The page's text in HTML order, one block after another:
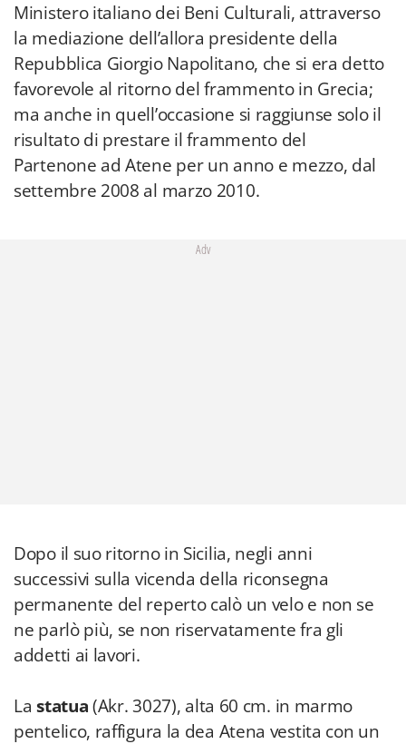
Ministero italiano dei Beni Culturali, attraverso
la mediazione dell’allora presidente della
Repubblica Giorgio Napolitano, che si era detto
favorevole al ritorno del frammento in Grecia;
ma anche in quell’occasione si raggiunse solo il
risultato di prestare il frammento del
Partenone ad Atene per un anno e mezzo, dal
settembre 2008 al marzo 2010.
Adv
Dopo il suo ritorno in Sicilia, negli anni
successivi sulla vicenda della riconsegna
permanente del reperto calò un velo e non se
ne parlò più, se non riservatamente fra gli
addetti ai lavori.
Lastatua(Akr. 3027), alta 60 cm. in marmo
pentelico, raffigura la dea Atena vestita con un